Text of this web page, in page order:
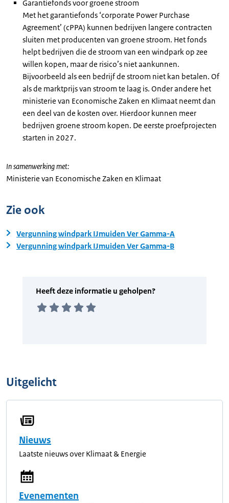
Garantiefonds voor groene stroom
Met het garantiefonds ‘corporate Power Purchase
Agreement’ (cPPA) kunnen bedrijven langere contracten
sluiten met producenten van groene stroom. Het fonds
helpt bedrijven die de stroom van een windpark op zee
willen kopen, maar de risico’s niet aankunnen.
Bijvoorbeeld als een bedrijf de stroom niet kan betalen. Of
als de marktprijs van stroom te laag is. Onder andere het
ministerie van Economische Zaken en Klimaat neemt dan
een deel van de kosten over. Hierdoor kunnen meer
bedrijven groene stroom kopen. De eerste proefprojecten
starten in 2027.
In samenwerking met:
Ministerie van Economische Zaken en Klimaat
Zie ook
Vergunning windpark IJmuiden Ver Gamma-A
Vergunning windpark IJmuiden Ver Gamma-B
Uitgelicht
Nieuws
Laatste nieuws over Klimaat & Energie
Evenementen